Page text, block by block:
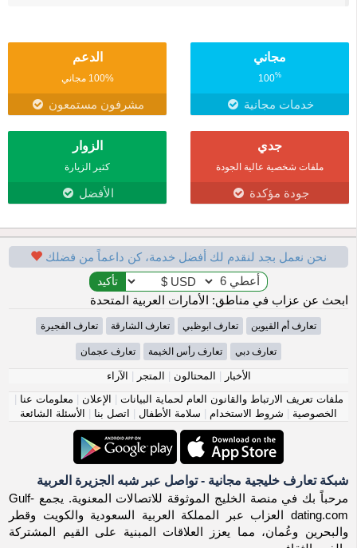
مجاني
100%
خدمات مجانية
الدعم
100% مجاني
مشرفون مستمعون
جدي
ملفات شخصية عالية الجودة
جودة مؤكدة
الزوار
كثير الزيارة
الأفضل
نحن نعمل بجد لنقدم لك أفضل خدمة، كن داعماً من فضلك
ابحث عن عزاب في مناطق: الأمارات العربية المتحدة
تعارف أم القيوين تعارف ابوظبي تعارف الشارقة تعارف الفجيرة
تعارف دبي تعارف رأس الخيمة تعارف عجمان
الأخبار | المحتالون | المتجر | الآراء
ملفات تعريف الارتباط والقانون العام لحماية البيانات | الإعلان | معلومات عنا |
الخصوصية | شروط الاستخدام | سلامة الأطفال | اتصل بنا | الأسئلة الشائعة
شبكة تعارف خليجية مجانية - تواصل عبر شبه الجزيرة العربية
مرحباً بك في منصة الخليج الموثوقة للاتصالات المعنوية. يجمع Gulf-
dating.com العزاب عبر المملكة العربية السعودية والكويت وقطر
والبحرين وعُمان، مما يعزز العلاقات المبنية على القيم المشتركة